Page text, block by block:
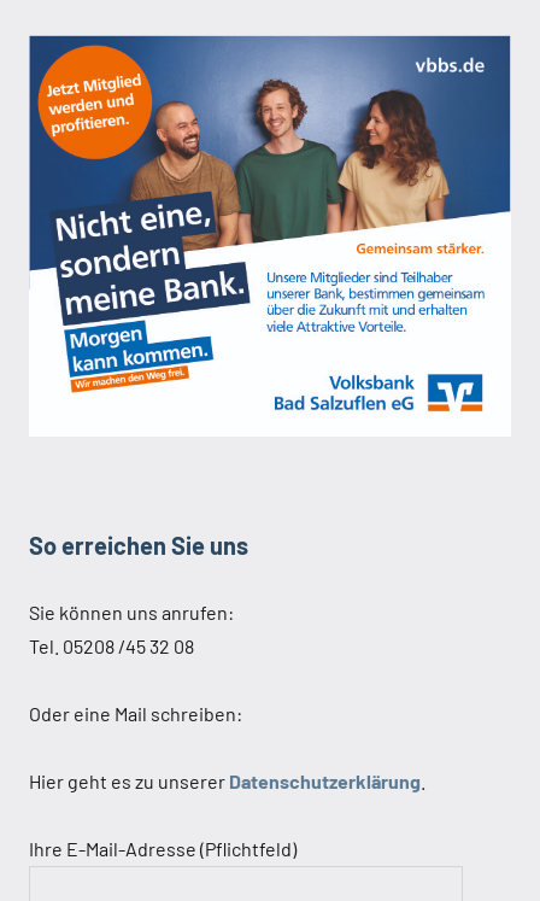
So erreichen Sie uns
Sie können uns anrufen:
Tel. 05208 /45 32 08
Oder eine Mail schreiben:
Hier geht es zu unserer Datenschutzerklärung
Ihre E-Mail-Adresse (Pflichtfeld)